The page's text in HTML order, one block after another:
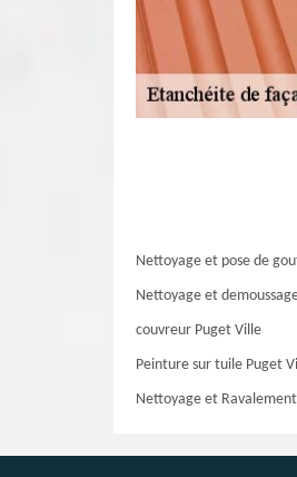
Nettoyage et pose de
Nettoyage et
couvreur Puget Ville
Peinture sur tuile Puget
Nettoyage et